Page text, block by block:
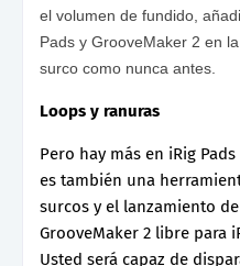
el volumen de fundido,
Pads y GrooveMaker 2 en
surco como nunca antes.
Loops y ranuras
Pero hay más en iRig
es también una
surcos y el lanzamiento
GrooveMaker 2 libre para
Usted será capaz de